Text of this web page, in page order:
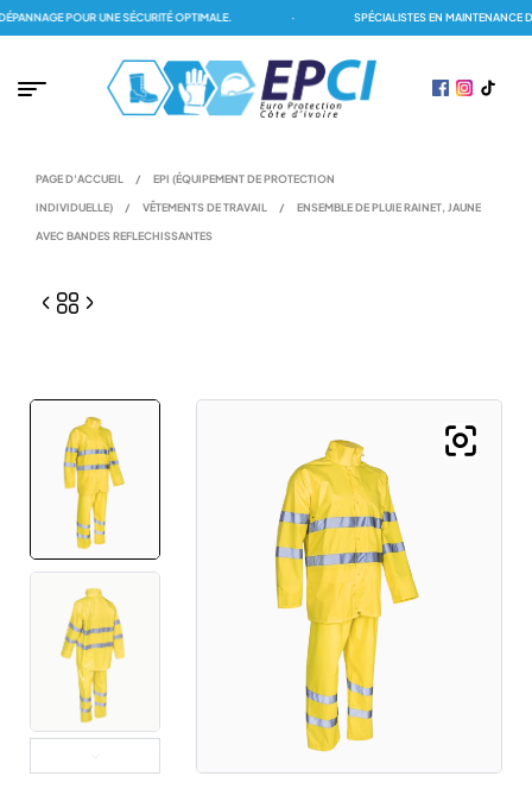
POUR UNE SÉCURITÉ OPTIMALE. SPÉCIALISTES EN MAINTENANCE
PAGE D'ACCUEIL / EPI (ÉQUIPEMENT DE PROTECTION
INDIVIDUELLE) / VÊTEMENTS DE TRAVAIL / ENSEMBLE DE PLUIE RAINET, JAUNE
AVEC BANDES REFLECHISSANTES